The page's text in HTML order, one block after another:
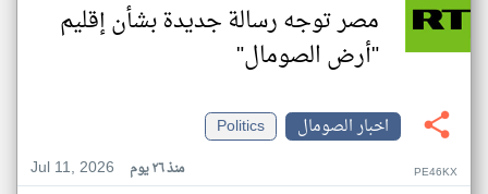
مصر توجه رسالة جديدة بشأن إقليم
"أرض الصومال"
اخبار الصومال
Politics
Jul 11, 2026
منذ ٢٦ يوم PE46KX